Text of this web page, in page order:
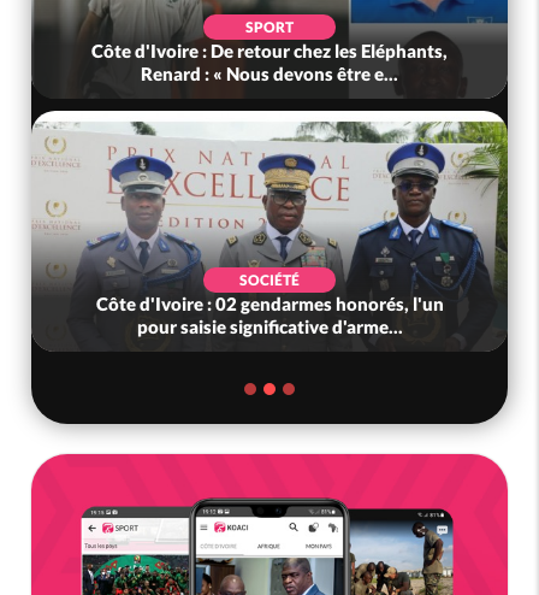
SPORT
Côte d'Ivoire : De retour chez les Eléphants,
Renard : « Nous devons être e...
SOCIÉTÉ
Côte d'Ivoire : 02 gendarmes honorés, l'un
pour saisie significative d'arme...